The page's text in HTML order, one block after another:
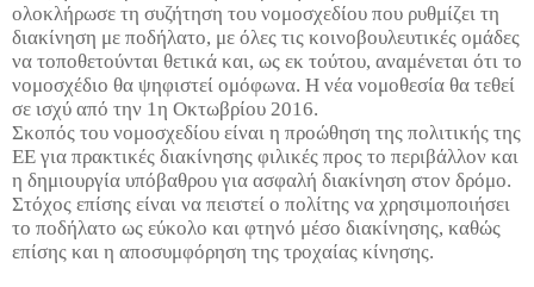
ολοκλήρωσε τη συζήτηση του νομοσχεδίου που ρυθμίζει τη
διακίνηση με ποδήλατο, με όλες τις κοινοβουλευτικές ομάδες
να τοποθετούνται θετικά και, ως εκ τούτου, αναμένεται ότι το
νομοσχέδιο θα ψηφιστεί ομόφωνα. Η νέα νομοθεσία θα τεθεί
σε ισχύ από την 1η Οκτωβρίου 2016.
Σκοπός του νομοσχεδίου είναι η προώθηση της πολιτικής της
ΕΕ για πρακτικές διακίνησης φιλικές προς το περιβάλλον και
η δημιουργία υπόβαθρου για ασφαλή διακίνηση στον δρόμο.
Στόχος επίσης είναι να πειστεί ο πολίτης να χρησιμοποιήσει
το ποδήλατο ως εύκολο και φτηνό μέσο διακίνησης, καθώς
επίσης και η αποσυμφόρηση της τροχαίας κίνησης.